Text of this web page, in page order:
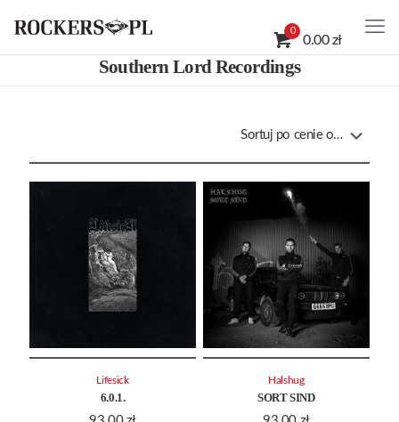
0
0.00 zł
Southern Lord Recordings
6.0.1.
Lifesick
SORT SIND
Halshug